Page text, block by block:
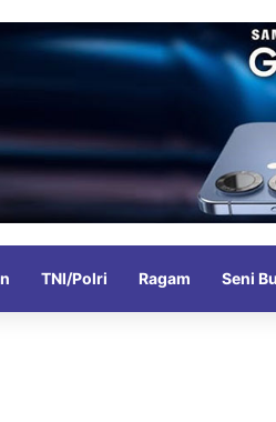
TNI/Polri Ragam Seni